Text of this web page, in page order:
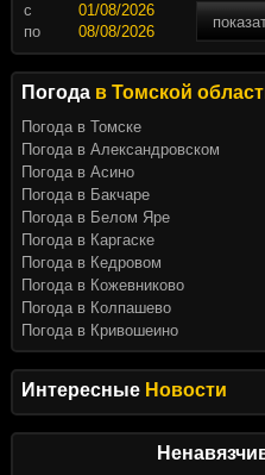
Интересные Новости
c
по
Погода в Томской
Погода в Томске
Погода в Александровском
Погода в Асино
Погода в Бакчаре
Погода в Белом Яре
Погода в Каргаске
Погода в Кедровом
Погода в Кожевниково
Погода в Колпашево
Погода в Кривошеино